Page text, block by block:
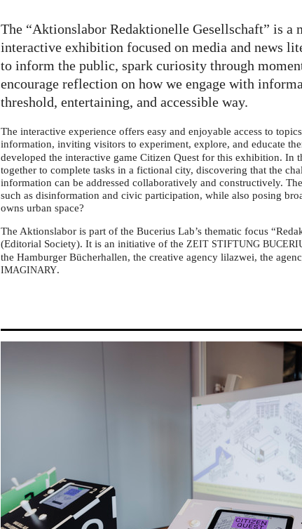
@
Aktionslabor
on
tour
in
Solingen
The “Aktionslabor Redaktionelle Gesellschaft” is a
interactive exhibition focused on media and news
to inform the public, spark curiosity through
encourage reflection on how we engage with
threshold, entertaining, and accessible way.
The interactive experience offers easy and enjoyable access to
information, inviting visitors to experiment, explore, and educate
developed the interactive game Citizen Quest for this exhibition. In
together to complete tasks in a fictional city, discovering that the
information can be addressed collaboratively and constructively.
such as disinformation and civic participation, while also posing
owns urban space?
The Aktionslabor is part of the Bucerius Lab’s thematic focus
(Editorial Society). It is an initiative of theZEIT STIFTUNG
the Hamburger Bücherhallen, the creative agency lilazwei, the
IMAGINARY.